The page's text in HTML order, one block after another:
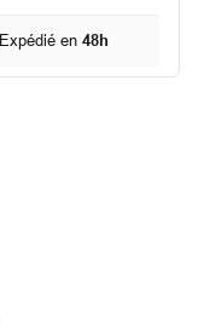
Expédié en48h